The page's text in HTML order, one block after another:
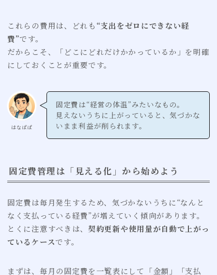
これらの費用は、どれも “支出をゼロにできない経
費”です。
だからこそ、「どこにどれだけかかっているか」を明確
にしておくことが重要です。
はなぱぱ
固定費は“経営の体温”みたいなもの。
見えないうちに上がっていると、気づかな
いまま利益が削られます。
固定費管理は「見える化」から始めよう
固定費は毎月発生するため、気づかないうちに“なんと
なく支払っている経費”が増えていく傾向があります。
とくに注意すべきは、 契約更新や使用量が自動で上がっ
ているケースです。
まずは、毎月の固定費を一覧表にして「金額」「支払